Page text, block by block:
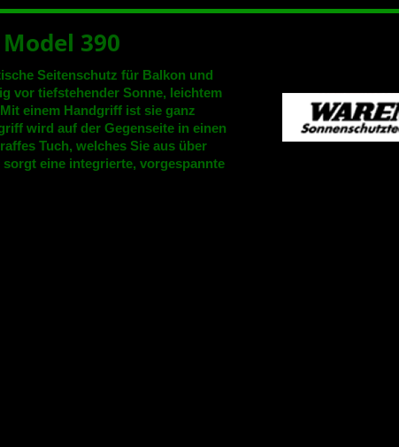
390
Seitenschutz für Balkon und
vor tiefstehender Sonne, leichtem
einem Handgriff ist sie ganz
wird auf der Gegenseite in einen
Tuch, welches Sie aus über
eine integrierte, vorgespannte